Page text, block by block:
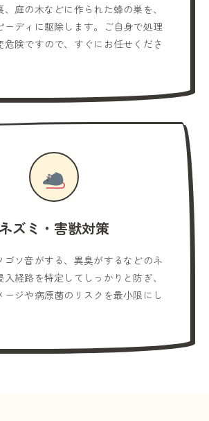
庭の木などに作られた蜂の巣を、
ーディに駆除します。ご自身で処理
危険ですので、すぐにお任せくださ
ネズミ・害獣対策
ゴソ音がする、異臭がするなどのネ
経路を特定してしっかりと防ぎ、
ージや病原菌のリスクを最小限にし